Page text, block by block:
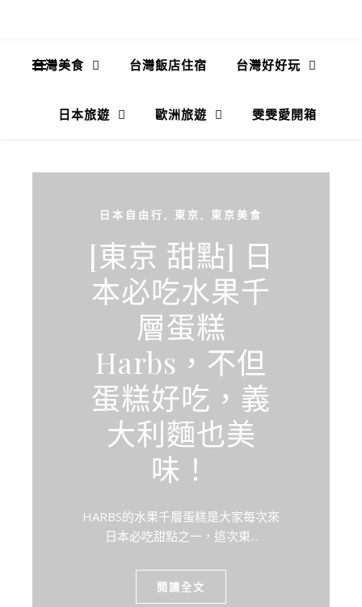
台灣美食 台灣飯店住宿 台灣好好玩
日本旅遊 歐洲旅遊 雯雯愛開箱
日本自由行 , 東京 , 東京美食
[東京 甜點] 日
本必吃水果千
層蛋糕
Harbs，不但
蛋糕好吃，義
大利麵也美
味！
HARBS的水果千層蛋糕是大家每次來
日本必吃甜點之一，這次東...
閱讀全文